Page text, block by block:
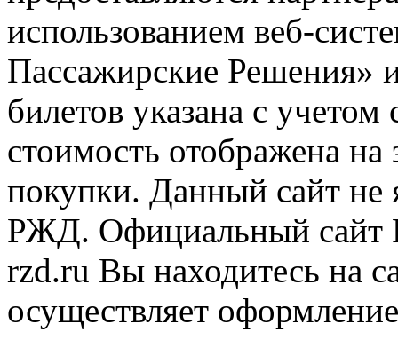
использованием веб-
Пассажирские
билетов указана с
стоимость отображена
покупки. Данный сайт не
РЖД. Официальный сайт
rzd.ru Вы находитесь на
осуществляет